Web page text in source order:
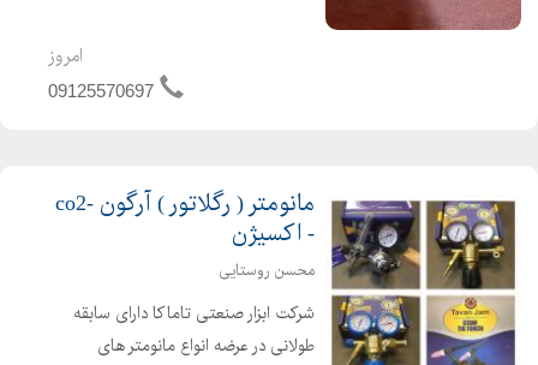
Co2 برندهای گام الکتریک ، صبا الکتریک
، اورین الکتریک و راد الکتریک
امروز
09125570697
مانومتر ( رگلاتور ) آرگون -co2
- اکسیژن
محسن روستایی
شرکت ابزار صنعتی تاماکا دارای سابقه
طولانی در عرضه انواع مانومتر های